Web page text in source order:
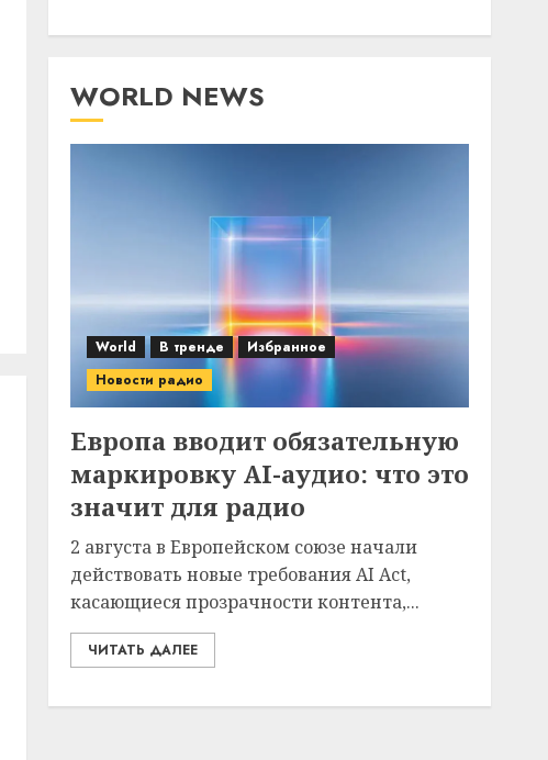
WORLD NEWS
World В тренде
Избранное
Новости радио
Европа вводит обязательную
маркировку AI-аудио: что это
значит для радио
2 августа в Европейском союзе начали
действовать новые требования AI Act,
касающиеся прозрачности контента,...
ЧИТАТЬ ДАЛЕЕ